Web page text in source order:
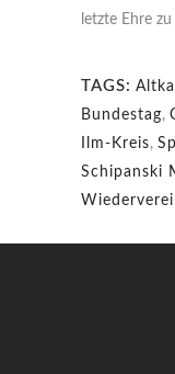
letzte Ehre zu
TAGS:
Bundestag,
Ilm-Kreis,
Schipanski